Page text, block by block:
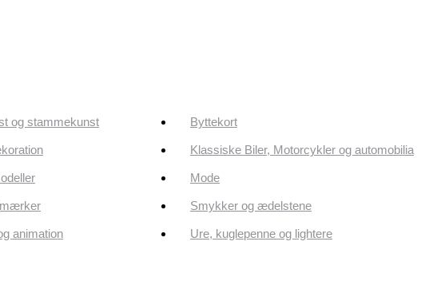
og stammekunst Byttekort
Klassiske Biler, Motorcykler og automobilia
Mode
Smykker og ædelstene
animation Ure, kuglepenne og lightere